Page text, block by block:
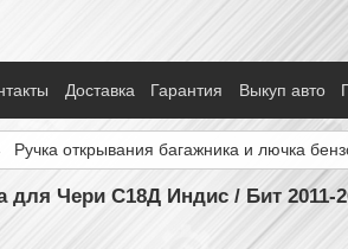
Доставка Гарантия Выкуп авто
Ручка открывания багажника и лючка
Чери С18Д Индис / Бит 2011-